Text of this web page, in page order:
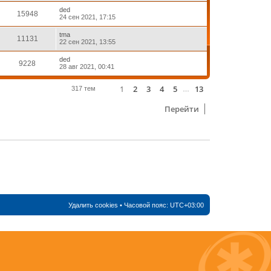
15948
ded
24 сен 2021, 17:15
11131
tma
22 сен 2021, 13:55
9228
ded
28 авг 2021, 00:41
317 тем Страница1 из 13
1 2 3 4 5 13
Перейти
Удалить cookies • Часовой пояс:UTC+03:00